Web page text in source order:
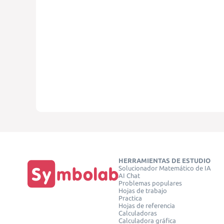
HERRAMIENTAS DE ESTUDIO
Solucionador Matemático de IA
AI Chat
Problemas populares
Hojas de trabajo
Practica
Hojas de referencia
Calculadoras
Calculadora gráfica